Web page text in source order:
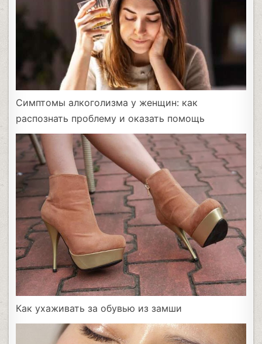
Симптомы алкоголизма у женщин: как
распознать проблему и оказать помощь
Как ухаживать за обувью из замши